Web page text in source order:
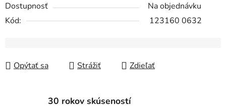
Dostupnosť
Na objednávku
Kód:
123160 0632
Opýtať sa Strážiť Zdieľať
30 rokov skúseností